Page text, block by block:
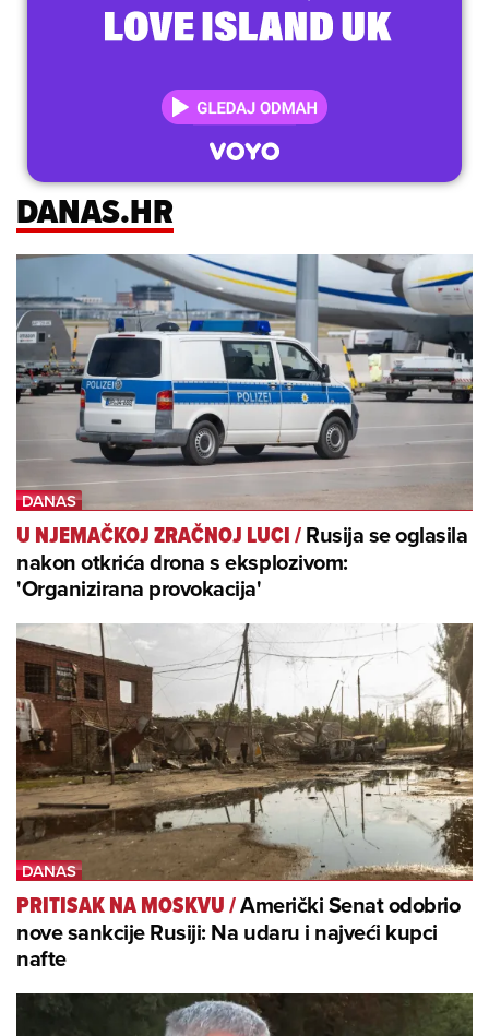
DANAS.HR
U NJEMAČKOJ ZRAČNOJ LUCI/Rusija se oglasila
nakon otkrića drona s eksplozivom:
'Organizirana provokacija'
PRITISAK NA MOSKVU/Američki Senat odobrio
nove sankcije Rusiji: Na udaru i najveći kupci
nafte